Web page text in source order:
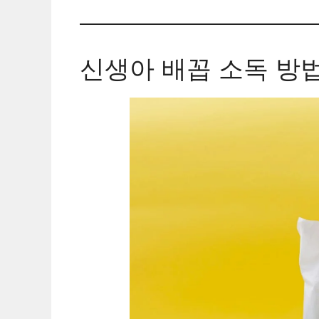
신생아 배꼽 소독 방